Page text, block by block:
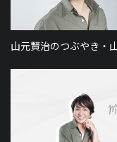
山元賢治のつぶやき・